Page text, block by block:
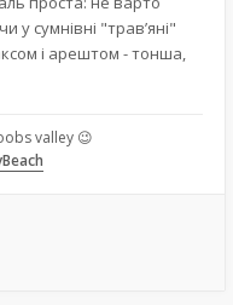
у сумнівні "трав’яні"
і арештом - тонша,
valley 😉